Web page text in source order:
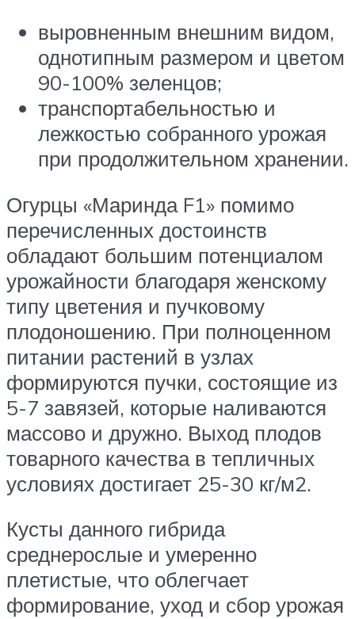
выровненным внешним видом,
однотипным размером и цветом
90-100% зеленцов;
транспортабельностью и
лежкостью собранного урожая
при продолжительном хранении.
Огурцы «Маринда F1» помимо
перечисленных достоинств
обладают большим потенциалом
урожайности благодаря женскому
типу цветения и пучковому
плодоношению. При полноценном
питании растений в узлах
формируются пучки, состоящие из
5-7 завязей, которые наливаются
массово и дружно. Выход плодов
товарного качества в тепличных
условиях достигает 25-30 кг/м2.
Кусты данного гибрида
среднерослые и умеренно
плетистые, что облегчает
формирование, уход и сбор урожая